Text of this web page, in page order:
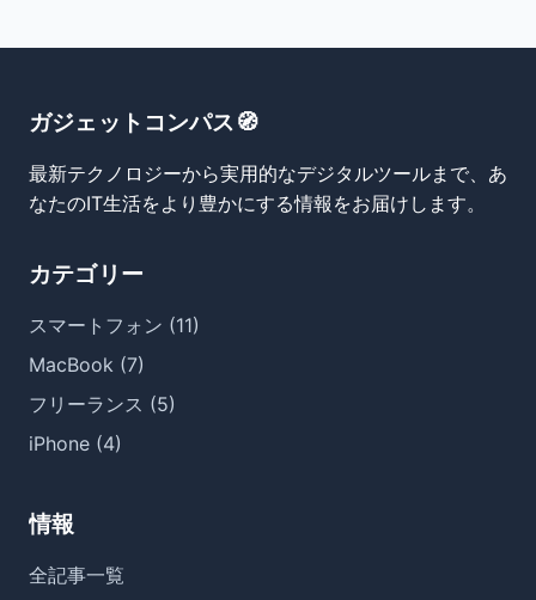
ガジェットコンパス🧭
最新テクノロジーから実用的なデジタルツールまで、あ
なたのIT生活をより豊かにする情報をお届けします。
カテゴリー
スマートフォン (11)
MacBook (7)
フリーランス (5)
iPhone (4)
情報
全記事一覧